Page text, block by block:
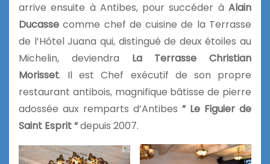
arrive ensuite à Antibes, pour succéder à Alain
Ducasse comme chef de cuisine de la Terrasse
de l’Hôtel Juana qui, distingué de deux étoiles au
Michelin, deviendra La Terrasse Christian
Morisset. Il est Chef exécutif de son propre
restaurant antibois, magnifique bâtisse de pierre
adossée aux remparts d’Antibes ” Le Figuier de
Saint Esprit “depuis 2007.